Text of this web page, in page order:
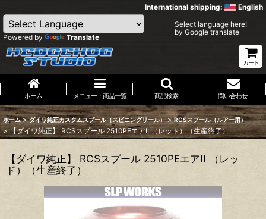
International shipping: English
Powered by Translate
Select language here!
by Google translate
カート
ホーム メニュー・商品一覧 商品検索 問い合わせ
ホーム > ダイワ純正カスタムスプール（スピニングリール） > RCSスプール（ルアー用）
> 【ダイワ純正】 RCSスプール 2510PEエアII （レッド）（生産終了）
【ダイワ純正】 RCSスプール 2510PEエアII （レッ
ド）（生産終了）